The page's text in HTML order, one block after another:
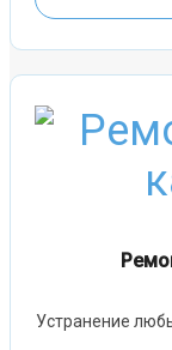
Устранение